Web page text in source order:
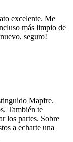
excelente. Me
más limpio de
seguro!
Mapfre.
También te
los partes. Sobre
a echarte una